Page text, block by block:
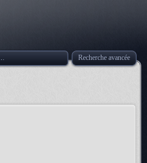
Recherche avancée